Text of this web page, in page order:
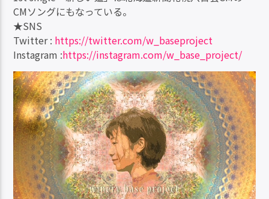
CMソングにもなっている。
★SNS
Twitter : https://twitter.com/w_baseproject
Instagram :https://instagram.com/w_base_project/